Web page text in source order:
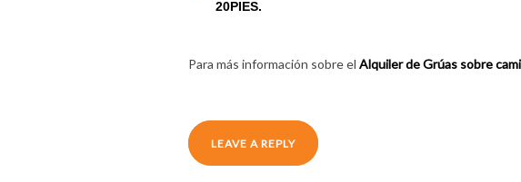
20PIES.
Para más información sobre el Alquiler de Grúas sobre
LEAVE A REPLY